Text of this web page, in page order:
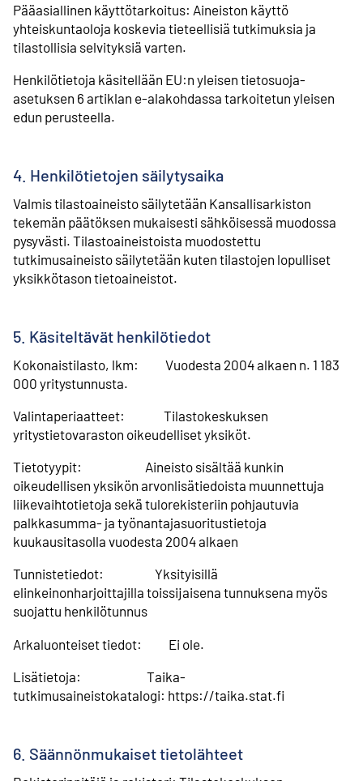
Pääasiallinen käyttötarkoitus: Aineiston käyttö
yhteiskuntaoloja koskevia tieteellisiä tutkimuksia ja
tilastollisia selvityksiä varten.
Henkilötietoja käsitellään EU:n yleisen tietosuoja-
asetuksen 6 artiklan e-alakohdassa tarkoitetun yleisen
edun perusteella.
4. Henkilötietojen säilytysaika
Valmis tilastoaineisto säilytetään Kansallisarkiston
tekemän päätöksen mukaisesti sähköisessä muodossa
pysyvästi. Tilastoaineistoista muodostettu
tutkimusaineisto säilytetään kuten tilastojen lopulliset
yksikkötason tietoaineistot.
5. Käsiteltävät henkilötiedot
Kokonaistilasto, lkm: Vuodesta 2004 alkaen n. 1 183
000 yritystunnusta.
Valintaperiaatteet: Tilastokeskuksen
yritystietovaraston oikeudelliset yksiköt.
Tietotyypit: Aineisto sisältää kunkin
oikeudellisen yksikön arvonlisätiedoista muunnettuja
liikevaihtotietoja sekä tulorekisteriin pohjautuvia
palkkasumma- ja työnantajasuoritustietoja
kuukausitasolla vuodesta 2004 alkaen
Tunnistetiedot: Yksityisillä
elinkeinonharjoittajilla toissijaisena tunnuksena myös
suojattu henkilötunnus
Arkaluonteiset tiedot: Ei ole.
Lisätietoja: Taika-
tutkimusaineistokatalogi: https://taika.stat.fi
6. Säännönmukaiset tietolähteet